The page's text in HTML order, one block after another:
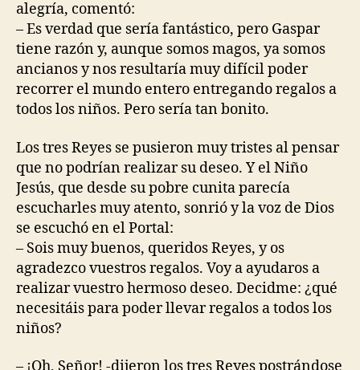
alegría, comentó:
– Es verdad que sería fantástico, pero Gaspar
tiene razón y, aunque somos magos, ya somos
ancianos y nos resultaría muy difícil poder
recorrer el mundo entero entregando regalos a
todos los niños. Pero sería tan bonito.
Los tres Reyes se pusieron muy tristes al pensar
que no podrían realizar su deseo. Y el Niño
Jesús, que desde su pobre cunita parecía
escucharles muy atento, sonrió y la voz de Dios
se escuchó en el Portal:
– Sois muy buenos, queridos Reyes, y os
agradezco vuestros regalos. Voy a ayudaros a
realizar vuestro hermoso deseo. Decidme: ¿qué
necesitáis para poder llevar regalos a todos los
niños?